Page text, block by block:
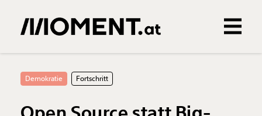
0Treffer
Demokratie Fortschritt